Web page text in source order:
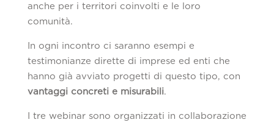
anche per i territori coinvolti e le loro
comunità.
In ogni incontro ci saranno esempi e
testimonianze dirette di imprese ed enti che
hanno già avviato progetti di questo tipo, con
vantaggi concreti e misurabili.
I tre webinar sono organizzati in collaborazione